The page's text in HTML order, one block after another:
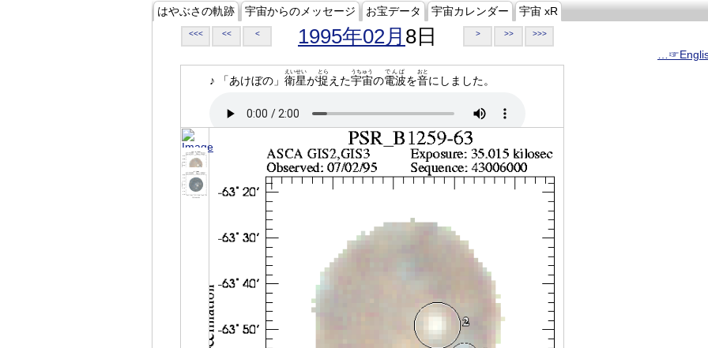
はやぶさの軌跡 宇宙からのメッセージ お宝データ 宇宙カレンダー 宇宙 xR
<<< << < 1995年02月 8日 > >> >>>
♪ 「あけぼの」 衛星
えいせい
が捉
とら
えた宇宙
うちゅう
の電波
でんぱ
を音
おと
にしました。